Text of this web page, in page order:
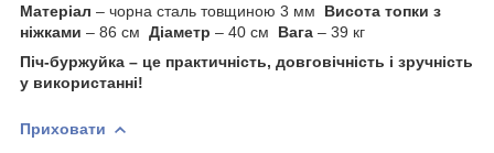
Матеріал – чорна сталь товщиною 3 мм Висота топки з
ніжками – 86 см Діаметр – 40 см Вага – 39 кг
Піч-буржуйка – це практичність, довговічність і зручність
у використанні!
Приховати